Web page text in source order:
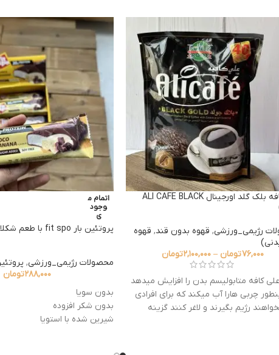
علی کافه بلک گلد اورجینال ALI CAFE BLACK
رژیمی_ورزشی, قهوه بدون قند, قهوه
۷۶,۰۰۰تومان – ۲,۱۰۰,۰۰۰تومان
کافه متابولیسم بدن را افزایش می­دهد
چربی هارا آب می­کند که برای افرادی
رژیم بگیرند و لاغر کنند گزینه
اتمام م
وجود
ی
پروتئین بار fit spo با طعم شکلات موز
محصولات رژیمی_ورزشی,
۲۸۸,۰۰۰تومان
بدون سویا
بدون شکر افزوده
شیرین شده با استویا